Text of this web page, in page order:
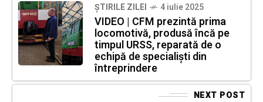
ȘTIRILE ZILEI 4 iulie 2025
VIDEO | CFM prezintă prima
locomotivă, produsă încă pe
timpul URSS, reparată de o
echipă de specialiști din
întreprindere
NEXT POST